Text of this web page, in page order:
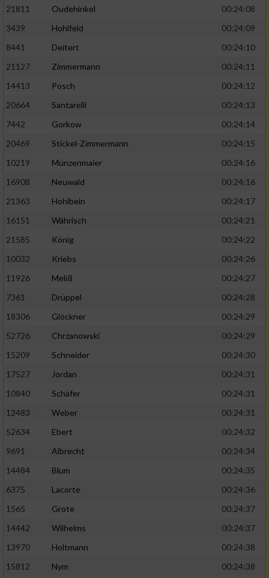
21811 Oudehinkel
00:24:08
3439
Hohlfeld
00:24:09
8441
Deitert
00:24:10
21127
Zimmermann
00:24:11
14413
Posch
00:24:12
20664
Santarelli
00:24:13
7442
Gorkow
00:24:14
20469
Stickel-Zimmermann
00:24:15
10219
Münzenmaier
00:24:16
16908
Neuwald
00:24:16
21363
Hohlbein
00:24:17
16151
Währisch
00:24:21
21585
König
00:24:22
10032
Kriebs
00:24:26
11926
Meliß
00:24:27
7361
Drüppel
00:24:28
18306
Glöckner
00:24:29
52726
Chrzanowski
00:24:29
15209
Schneider
00:24:30
17527
Jordan
00:24:31
10840
Schäfer
00:24:31
12483
Weber
00:24:31
52634
Ebert
00:24:32
9691
Albrecht
00:24:34
14484
Blum
00:24:35
6375
Lacorte
00:24:36
1565
Grote
00:24:37
14442
Wilhelms
00:24:37
13970
Holtmann
00:24:38
15812
Nym
00:24:38